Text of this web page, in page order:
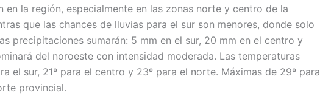
en la región, especialmente en las zonas norte y centro de la
que las chances de lluvias para el sur son menores, donde solo
precipitaciones sumarán: 5 mm en el sur, 20 mm en el centro y
del noroeste con intensidad moderada. Las temperaturas
el sur, 21º para el centro y 23º para el norte. Máximas de 29º para
provincial.